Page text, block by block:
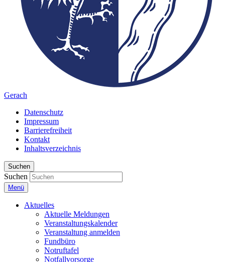
Gerach
Datenschutz
Impressum
Barrierefreiheit
Kontakt
Inhaltsverzeichnis
Suchen
Suchen
Menü
Aktuelles
Aktuelle Meldungen
Veranstaltungskalender
Veranstaltung anmelden
Fundbüro
Notruftafel
Notfallvorsorge